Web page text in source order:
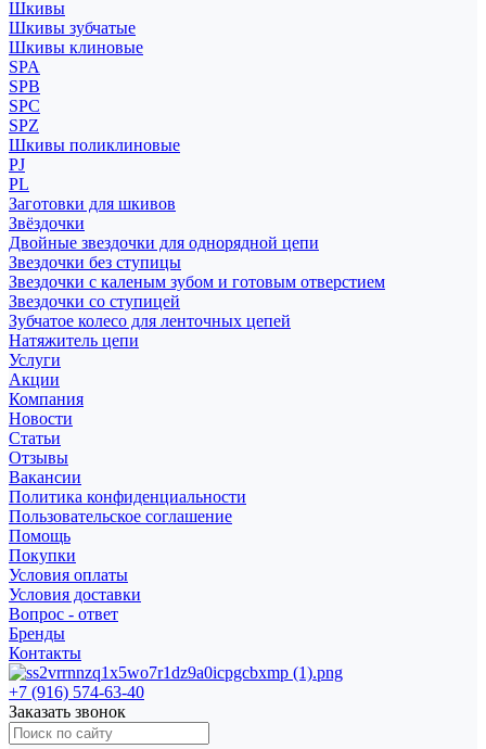
Шкивы
Шкивы зубчатые
Шкивы клиновые
SPA
SPB
SPC
SPZ
Шкивы поликлиновые
PJ
PL
Заготовки для шкивов
Звёздочки
Двойные звездочки для однорядной цепи
Звездочки без ступицы
Звездочки с каленым зубом и готовым отверстием
Звездочки со ступицей
Зубчатое колесо для ленточных цепей
Натяжитель цепи
Услуги
Акции
Компания
Новости
Статьи
Отзывы
Вакансии
Политика конфиденциальности
Пользовательское соглашение
Помощь
Покупки
Условия оплаты
Условия доставки
Вопрос - ответ
Бренды
Контакты
+7 (916) 574-63-40
Заказать звонок